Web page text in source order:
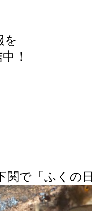
を
！
関で「ふくの